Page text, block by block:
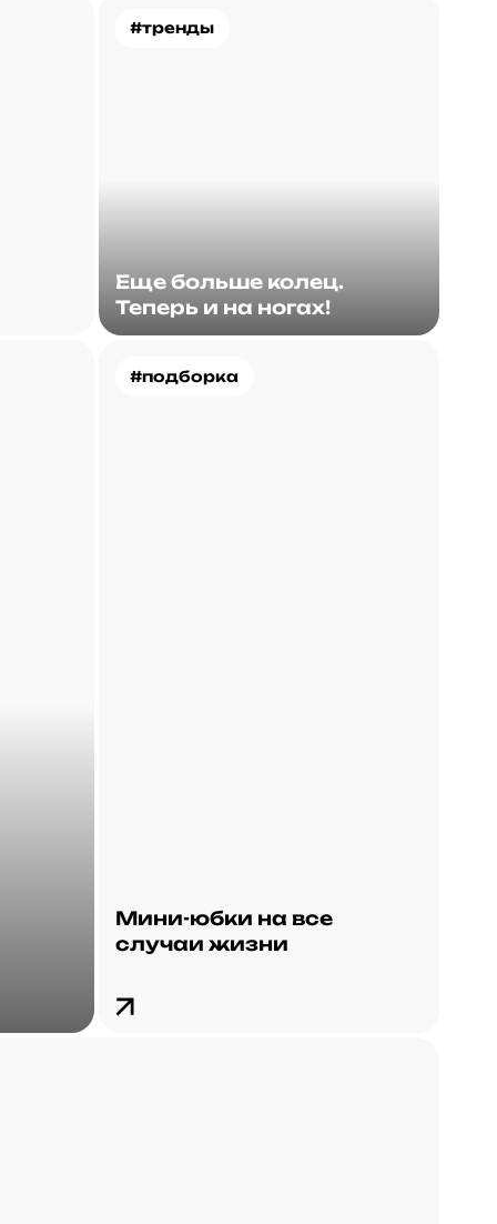
#тренды
Еще больше колец.
Теперь и на ногах!
#подборка
Мини-юбки на все
случаи жизни